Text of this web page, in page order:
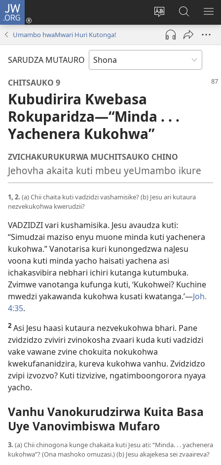
JW.ORG
Chinja
mutauro
Pinda
(opens
window)
Tsvaga
paJW.ORG
Umambo hwaMwari Huri Kutonga!
SARUDZA MUTAURO
CHITSAUKO 9
Kubudirira Kwebasa
Rokuparidza​—“Minda . . .
Yachenera Kukohwa”
ZVICHAKURUKURWA MUCHITSAUKO CHINO
Jehovha akaita kuti mbeu yeUmambo ikure
1, 2. (a) Chii chaita kuti vadzidzi vashamisike? (b) Jesu ari kutaura
nezvekukohwa kwerudzii?
VADZIDZI vari kushamisika. Jesu avaudza kuti:
“Simudzai maziso enyu muone minda kuti yachenera
kukohwa.” Vanotarisa kuri kunongedzwa naJesu
voona kuti minda yacho haisati yachena asi
ichakasvibira nebhari ichiri kutanga kutumbuka.
Zvimwe vanotanga kufunga kuti, ‘Kukohwei? Kuchine
mwedzi yakawanda kukohwa kusati kwatanga.’—Joh.
4:35.
2 Asi Jesu haasi kutaura nezvekukohwa bhari. Pane
zvidzidzo zviviri zvinokosha zvaari kuda kuti vadzidzi
vake vawane zvine chokuita nokukohwa
kwekufananidzira, kureva kukohwa vanhu. Zvidzidzo
zvipi izvozvo? Kuti tizvizive, ngatimboongorora nyaya
yacho.
Vanhu Vanokurudzirwa Kuita Basa
Uye Vanovimbiswa Mufaro
3. (a) Chii chinogona kunge chakaita kuti Jesu ati: “Minda. . . yachenera
kukohwa”? (Ona mashoko omuzasi.) (b) Jesu akajekesa sei zvaaireva?